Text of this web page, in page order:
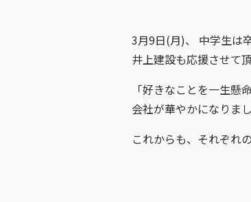
3月9日(月)、 中学生は
井上建設も応援させて
「好きなことを一生懸
会社が華やかになりま
これからも、それぞれ